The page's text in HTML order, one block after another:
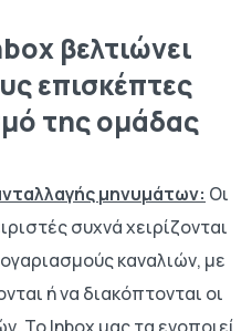
βελτιώνει
επισκέπτες
της ομάδας
μηνυμάτων: Οι
συχνά χειρίζονται
καναλιών, με
ή να διακόπτονται οι